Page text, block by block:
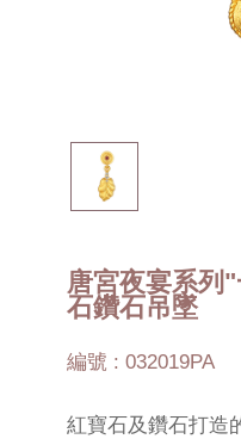
唐宮夜宴系列
石鑽石吊墜
編號 : 032019PA
紅寶石及鑽石打造